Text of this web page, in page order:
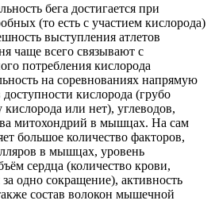
бега достигается при
(то есть с участием кислорода)
выступления атлетов
чаще всего связывают с
потребления кислорода
на соревнованиях напрямую
кислорода (грубо
кислорода или нет), углеводов,
митохондрий в мышцах. На сам
большое количество факторов,
в мышцах, уровень
сердца (количество крови,
одно сокращение), активность
состав волокон мышечной